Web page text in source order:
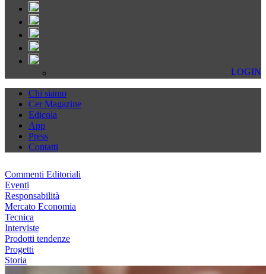
LOGIN
Chi siamo
Cer Magazine
Edicola
App
Press
Contatti
Commenti Editoriali
Eventi
Responsabilità
Mercato Economia
Tecnica
Interviste
Prodotti tendenze
Progetti
Storia